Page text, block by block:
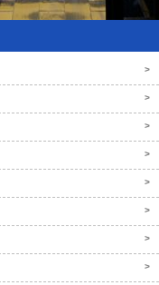
>
>
>
>
>
>
>
>